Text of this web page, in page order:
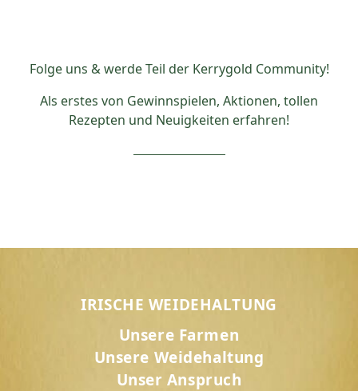
Folge uns & werde Teil der Kerrygold Community!
Als erstes von Gewinnspielen, Aktionen, tollen
Rezepten und Neuigkeiten erfahren!
IRISCHE WEIDEHALTUNG
Unsere Farmen
Unsere Weidehaltung
Unser Anspruch